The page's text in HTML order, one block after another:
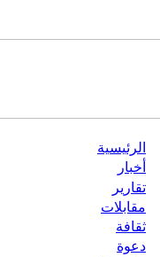
الرئيسية
أخبار
تقارير
مقابلات
ثقافة
دعوة